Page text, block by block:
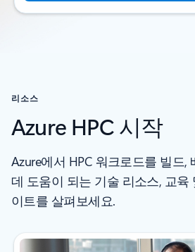
리소스
Azure HPC 시작
Azure에서 HPC 워크로드를 빌드,
데 도움이 되는 기술 리소스, 교육
이트를 살펴보세요.